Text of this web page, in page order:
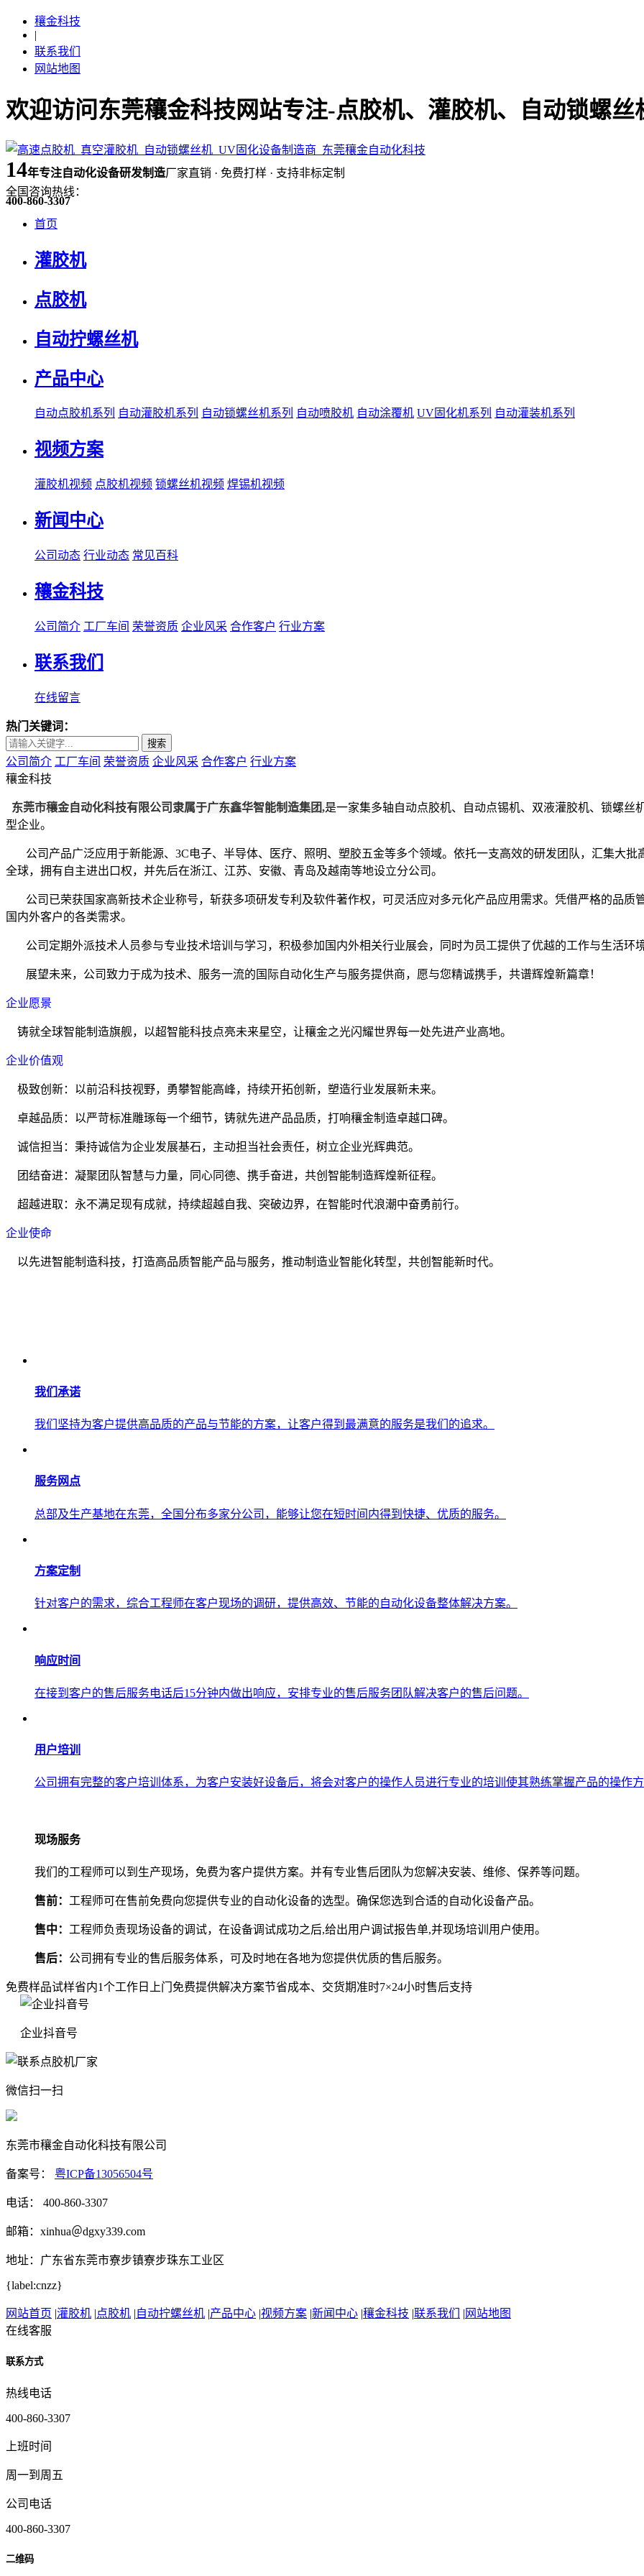
穰金科技
|
联系我们
网站地图
欢迎访问东莞穰金科技网站专注-点胶机、灌胶机、自动锁螺
14年专注自动化设备研发制造厂家直销 · 免费打样 · 支持非标定制
全国咨询热线：
400-860-3307
首页
灌胶机
点胶机
自动拧螺丝机
产品中心
自动点胶机系列 自动灌胶机系列 自动锁螺丝机系列 自动喷胶机 自动涂覆机 UV固化机系列 自动灌装机系列
视频方案
灌胶机视频 点胶机视频 锁螺丝机视频 焊锡机视频
新闻中心
公司动态 行业动态 常见百科
穰金科技
公司简介 工厂车间 荣誉资质 企业风采 合作客户 行业方案
联系我们
在线留言
热门关键词：
搜索
公司简介 工厂车间 荣誉资质 企业风采 合作客户 行业方案
穰金科技
东莞市穰金自动化科技有限公司隶属于广东鑫华智能制造集团,是一家集多轴自动点胶机、自动点锡机、双液灌胶机、锁螺
型企业。
公司产品广泛应用于新能源、 3C电子、半导体、医疗、照明、塑胶五金等多个领域。依托一支高效的研发团队，汇集大
全球，拥有自主进出口权，并先后在浙江、江苏、安徽、青岛及越南等地设立分公司。
公司已荣获国家高新技术企业称号，斩获多项研发专利及软件著作权，可灵活应对多元化产品应用需求。凭借严格的品
国内外客户的各类需求。
公司定期外派技术人员参与专业技术培训与学习，积极参加国内外相关行业展会，同时为员工提供了优越的工作与生活环
展望未来，公司致力于成为技术、服务一流的国际自动化生产与服务提供商，愿与您精诚携手，共谱辉煌新篇章！
企业愿景
铸就全球智能制造旗舰，以超智能科技点亮未来星空，让穰金之光闪耀世界每一处先进产业高地。
企业价值观
极致创新：以前沿科技视野，勇攀智能高峰，持续开拓创新，塑造行业发展新未来。
卓越品质：以严苛标准雕琢每一个细节，铸就先进产品品质，打响穰金制造卓越口碑。
诚信担当：秉持诚信为企业发展基石，主动担当社会责任，树立企业光辉典范。
团结奋进：凝聚团队智慧与力量，同心同德、携手奋进，共创智能制造辉煌新征程。
超越进取：永不满足现有成就，持续超越自我、突破边界，在智能时代浪潮中奋勇前行。
企业使命
以先进智能制造科技，打造高品质智能产品与服务，推动制造业智能化转型，共创智能新时代。
我们承诺
我们坚持为客户提供高品质的产品与节能的方案，让客户得到最满意的服务是我们的追求。
服务网点
总部及生产基地在东莞，全国分布多家分公司，能够让您在短时间内得到快捷、优质的服务。
方案定制
针对客户的需求，综合工程师在客户现场的调研，提供高效、节能的自动化设备整体解决方案。
响应时间
在接到客户的售后服务电话后15分钟内做出响应，安排专业的售后服务团队解决客户的售后问题。
用户培训
公司拥有完整的客户培训体系，为客户安装好设备后，将会对客户的操作人员进行专业的培训使其熟练掌握产品的操作
现场服务
我们的工程师可以到生产现场，免费为客户提供方案。并有专业售后团队为您解决安装、维修、保养等问题。
售前： 工程师可在售前免费向您提供专业的自动化设备的选型。确保您选到合适的自动化设备产品。
售中： 工程师负责现场设备的调试，在设备调试成功之后,给出用户调试报告单,并现场培训用户使用。
售后： 公司拥有专业的售后服务体系，可及时地在各地为您提供优质的售后服务。
免费样品试样省内1个工作日上门 免费提供解决方案节省成本、交货期准时7×24小时售后支持
企业抖音号
微信扫一扫
东莞市穰金自动化科技有限公司
备案号： 粤ICP备13056504号
电话： 400-860-3307
邮箱：xinhua＠dgxy339.com
地址：广东省东莞市寮步镇寮步珠东工业区
{label:cnzz}
网站首页 |灌胶机 |点胶机 |自动拧螺丝机 |产品中心 |视频方案 |新闻中心 |穰金科技 |联系我们 | 网站地图
在线客服
联系方式
热线电话
400-860-3307
上班时间
周一到周五
公司电话
400-860-3307
二维码